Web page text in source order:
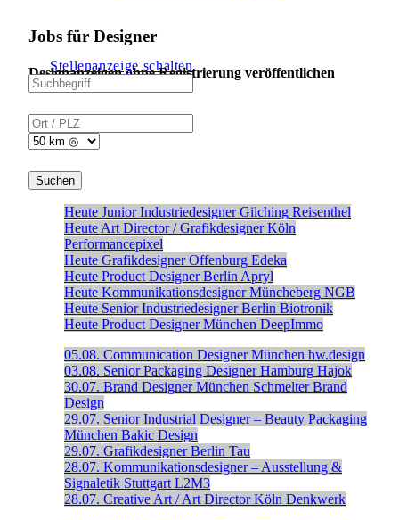
Jobs für Designer
Designanzeigen ohne Registrierung veröffentlichen
Stellenanzeige schalten
Heute Junior Industriedesigner Gilching Reisenthel
Heute Art Director / Grafikdesigner Köln
Performancepixel
Heute Grafikdesigner Offenburg Edeka
Heute Product Designer Berlin Apryl
Heute Kommunikationsdesigner Müncheberg NGB
Heute Senior Industriedesigner Berlin Biotronik
Heute Product Designer München DeepImmo
05.08. Communication Designer München hw.design
03.08. Senior Packaging Designer Hamburg Hajok
30.07. Brand Designer München Schmelter Brand
Design
29.07. Senior Industrial Designer – Beauty Packaging
München Bakic Design
29.07. Grafikdesigner Berlin Tau
28.07. Kommunikationsdesigner – Ausstellung &
Signaletik Stuttgart L2M3
28.07. Creative Art / Art Director Köln Denkwerk